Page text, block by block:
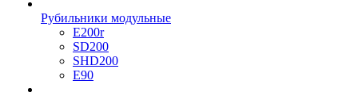
Рубильники модульные
E200r
SD200
SHD200
E90